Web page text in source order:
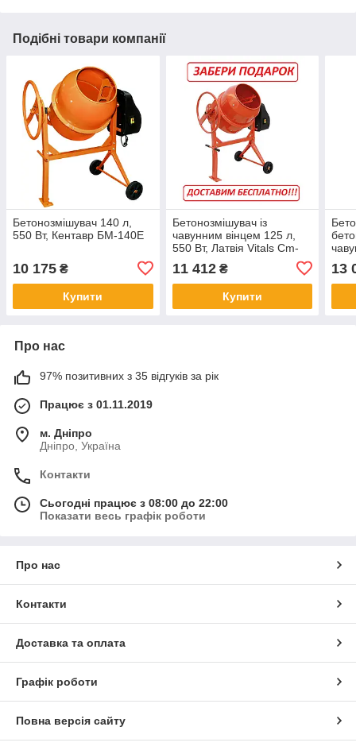
Подібні товари компанії
Бетонозмішувач 140 л,
550 Вт, Кентавр БМ-140Е
10 175 ₴
Купити
Бетонозмішувач із
чавунним вінцем 125 л,
550 Вт, Латвія Vitals Cm-
11 412₴
Купити
13
Про нас
97% позитивних з 35 відгуків за рік
Працює з 01.11.2019
м. Дніпро
Дніпро, Україна
Контакти
Сьогодні працює з 08:00 до 22:00
Показати весь графік роботи
Про нас
Контакти
Доставка та оплата
Графік роботи
Повна версія сайту